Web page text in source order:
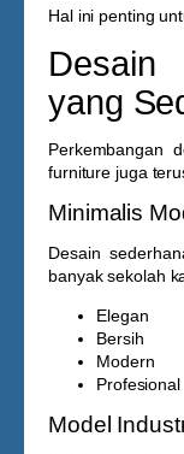
Hal ini penting
Desain
yang
Perkembangan
furniture juga
Minimalis
Desain
banyak sekolah
Elegan
Bersih
Modern
Profesional
Model